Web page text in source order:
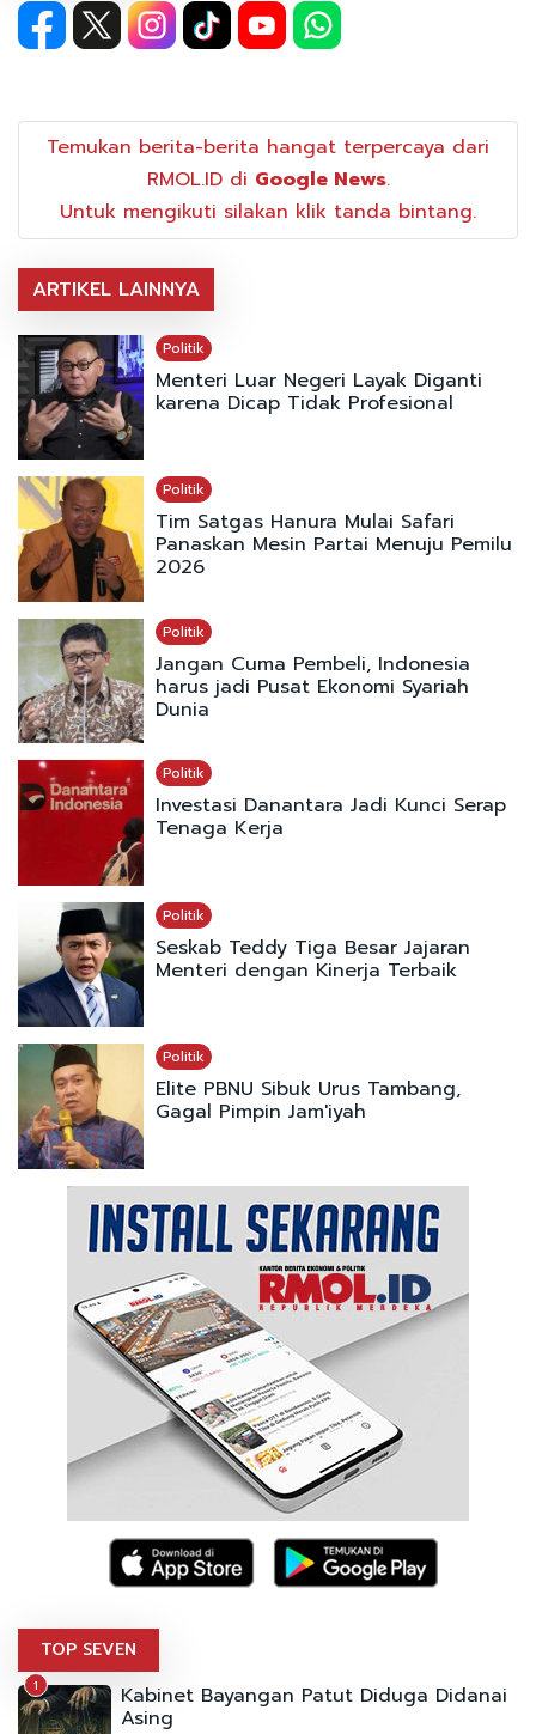
Temukan berita-berita hangat terpercaya dari
RMOL.ID di Google News.
Untuk mengikuti silakan klik tanda bintang.
ARTIKEL LAINNYA
Politik
Menteri Luar Negeri Layak Diganti
karena Dicap Tidak Profesional
Politik
Tim Satgas Hanura Mulai Safari
Panaskan Mesin Partai Menuju Pemilu
2026
Politik
Jangan Cuma Pembeli, Indonesia
harus jadi Pusat Ekonomi Syariah
Dunia
Politik
Investasi Danantara Jadi Kunci Serap
Tenaga Kerja
Politik
Seskab Teddy Tiga Besar Jajaran
Menteri dengan Kinerja Terbaik
Politik
Elite PBNU Sibuk Urus Tambang,
Gagal Pimpin Jam'iyah
TOP SEVEN
1 Kabinet Bayangan Patut Diduga Didanai
Asing